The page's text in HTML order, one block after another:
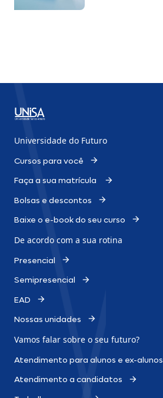
Universidade do Futuro
Cursos para você
Faça a sua matrícula
Bolsas e descontos
Baixe o e-book do seu curso
De acordo com a sua rotina
Presencial
Semipresencial
EAD
Nossas unidades
Vamos falar sobre o seu futuro?
Atendimento para alunos e ex-alunos
Atendimento a candidatos